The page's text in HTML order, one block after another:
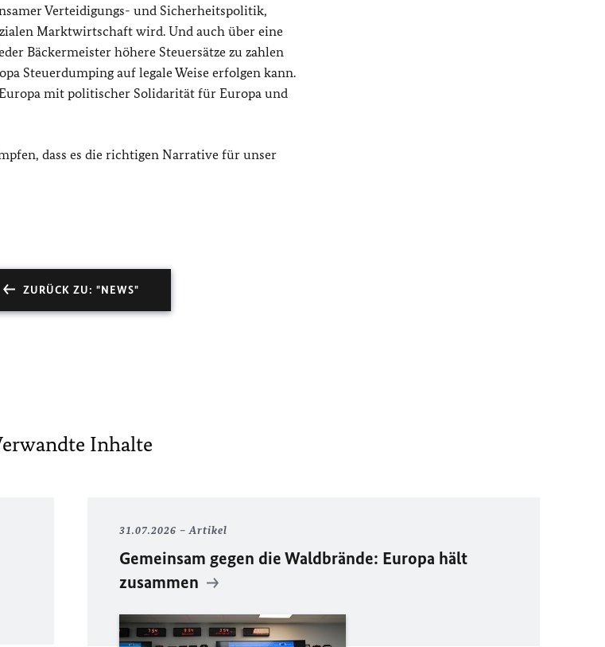
Verteidigungs- und Sicherheitspolitik,
Marktwirtschaft wird. Und auch über eine
Bäckermeister höhere Steuersätze zu zahlen
Steuerdumping auf legale Weise erfolgen kann.
mit politischer Solidarität für Europa und
dass es die richtigen Narrative für unser
ZURÜCK ZU: "NEWS"
Inhalte
31.07.2026 Artikel
Gemeinsam gegen die Waldbrände: Europa hält
zusammen